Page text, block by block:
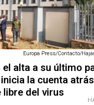
Europa Press/Contacto/
el alta a su último
la cuenta
del virus